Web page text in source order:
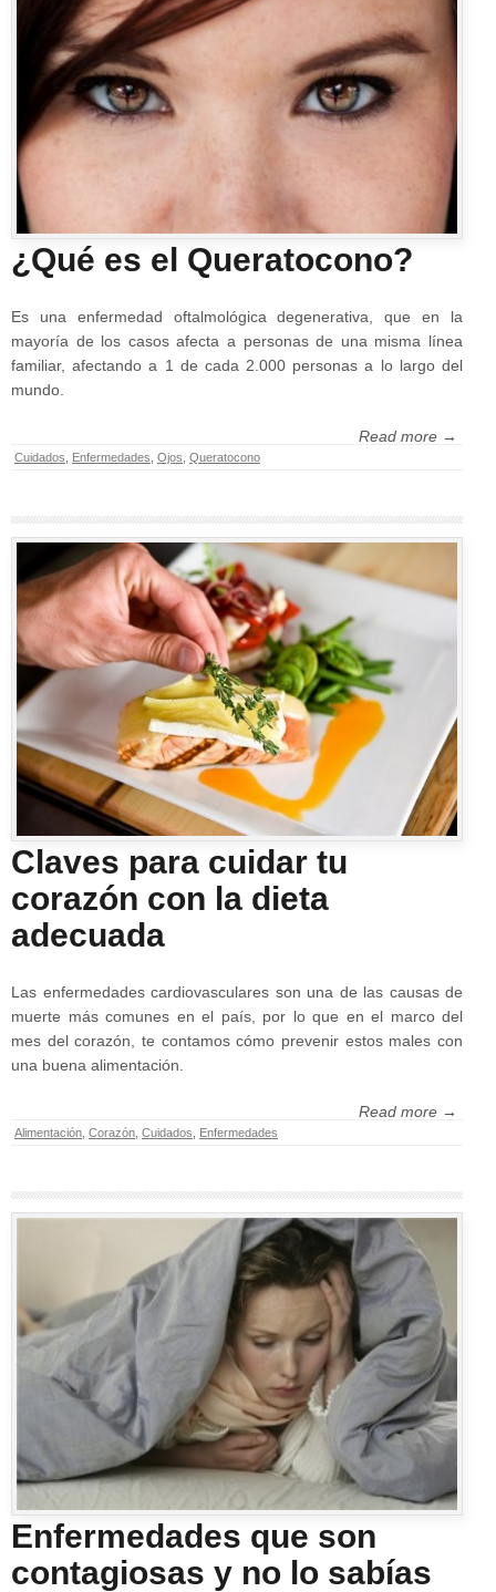
¿Qué es el Queratocono?
Es una enfermedad oftalmológica degenerativa, que en la
mayoría de los casos afecta a personas de una misma línea
familiar, afectando a 1 de cada 2.000 personas a lo largo del
mundo.
Read more →
Cuidados Enfermedades Ojos Queratocono
Claves para cuidar tu
corazón con la dieta
adecuada
Las enfermedades cardiovasculares son una de las causas de
muerte más comunes en el país, por lo que en el marco del
mes del corazón, te contamos cómo prevenir estos males con
una buena alimentación.
Read more →
Alimentación Corazón Cuidados Enfermedades
Enfermedades que son
contagiosas y no lo sabías